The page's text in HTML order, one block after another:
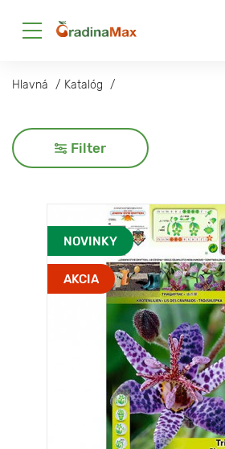
Hlavná Katalóg
Filter
NOVINKY
AKCIA